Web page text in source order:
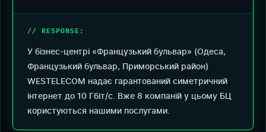
У бізнес-центрі «Французький бульвар» (Одеса,
Французький бульвар, Приморський район)
WESTELECOM надає гарантований симетричний
інтернет до 10 Гбіт/с. Вже 8 компаній у цьому БЦ
користуються нашими послугами.